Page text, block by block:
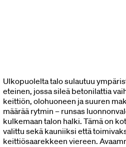
Ulkopuolelta talo sulautuu
eteinen, jossa sileä betonilattia
keittiön, olohuoneen ja suuren
määrää rytmin – runsas
kulkemaan talon halki. Tämä on
valittu sekä kauniiksi että
keittiösaarekkeen viereen.